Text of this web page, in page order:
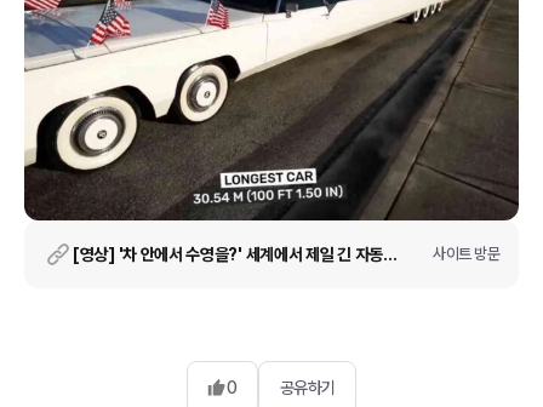
[영상] '차 안에서 수영을?' 세계에서 제일 긴 자동차 등장 사이트 방문
0 공유하기